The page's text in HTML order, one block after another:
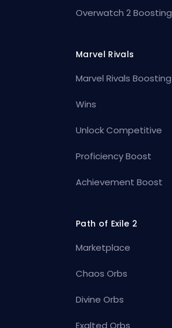
Overwatch 2 Boosting
Marvel Rivals
Marvel Rivals Boosting
Wins
Unlock Competitive
Proficiency Boost
Achievement Boost
Path of Exile 2
Marketplace
Chaos Orbs
Divine Orbs
Exalted Orbs